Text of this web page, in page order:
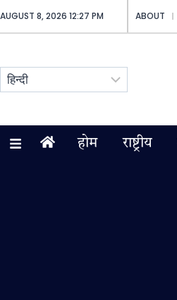
AUGUST 8, 2026 12:27 PM ABOUT
होम राष्ट्रीय